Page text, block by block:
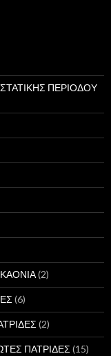
ΠΕΡΙΟΔΟΥ
(2)
(6)
(2)
ΠΑΤΡΙΔΕΣ (15)